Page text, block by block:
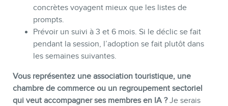
concrètes voyagent mieux que les listes de
prompts.
Prévoir un suivi à 3 et 6 mois. Si le déclic se fait
pendant la session, l’adoption se fait plutôt dans
les semaines suivantes.
Vous représentez une association touristique, une
chambre de commerce ou un regroupement sectoriel
qui veut accompagner ses membres en IA ?Je serais